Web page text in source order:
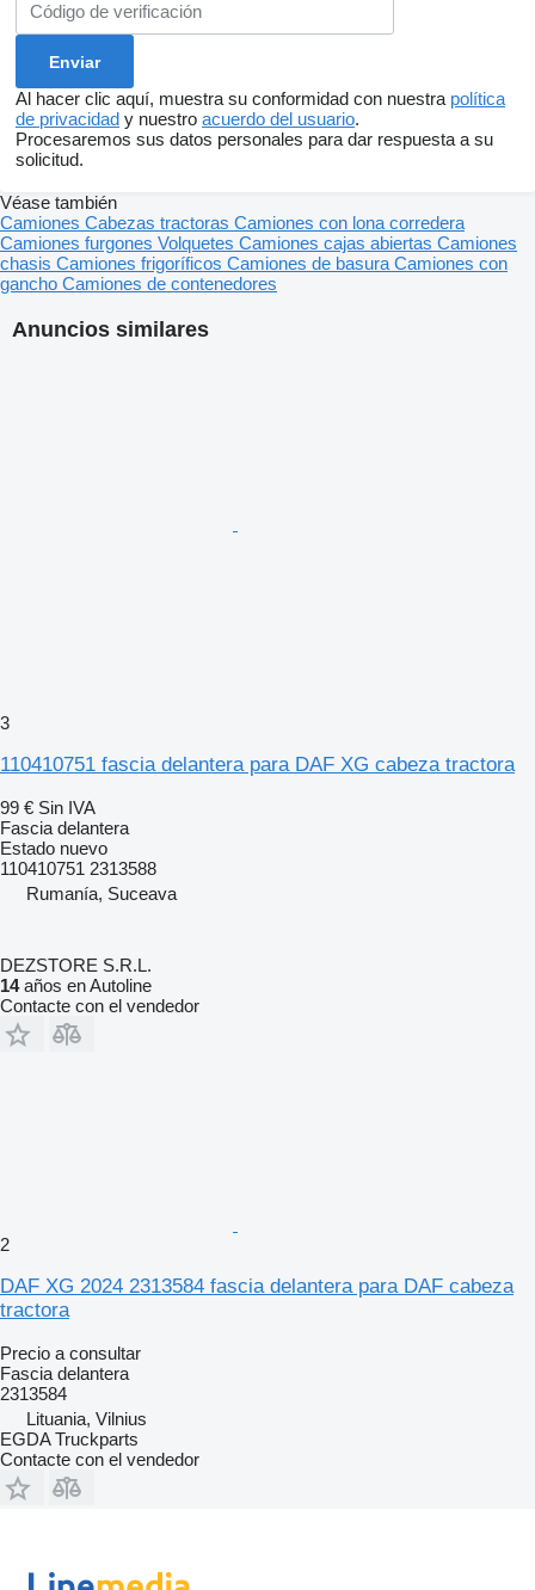
Al hacer clic aquí, muestra su conformidad con nuestra política
de privacidad y nuestro acuerdo del usuario.
Procesaremos sus datos personales para dar respuesta a su
solicitud.
Anuncios similares
3
110410751 fascia delantera para DAF XG cabeza tractora
99 € Sin IVA
Fascia delantera
Estado nuevo
110410751 2313588
Rumanía, Suceava
DEZSTORE S.R.L.
14años en Autoline
Contacte con el vendedor
2
DAF XG 2024 2313584 fascia delantera para DAF cabeza
tractora
Precio a consultar
Fascia delantera
2313584
Lituania, Vilnius
EGDA Truckparts
Contacte con el vendedor
Véase también
Camiones Cabezas tractoras Camiones con lona corredera
Camiones furgones Volquetes Camiones cajas abiertas Camiones
chasis Camiones frigoríficos Camiones de basura Camiones con
gancho Camiones de contenedores